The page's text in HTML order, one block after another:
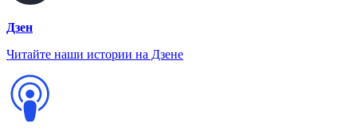
Дзен
Читайте наши истории на Дзене